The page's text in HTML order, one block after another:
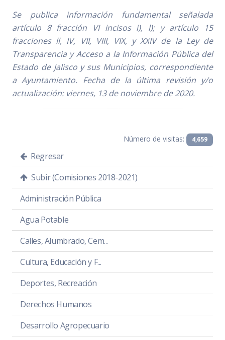
Se publica información fundamental señalada
artículo 8 fracción VI incisos i), l); y artículo 15
fracciones ll, IV, VII, VIII, VIX, y XXIV de la Ley de
Transparencia y Acceso a la Información Pública del
Estado de Jalisco y sus Municipios, correspondiente
a Ayuntamiento. Fecha de la última revisión y/o
actualización: viernes, 13 de noviembre de 2020.
Número de visitas: 4,659
Regresar
Subir (Comisiones 2018-2021)
Administración Pública
Agua Potable
Calles, Alumbrado, Cem...
Cultura, Educación y F...
Deportes, Recreación
Derechos Humanos
Desarrollo Agropecuario